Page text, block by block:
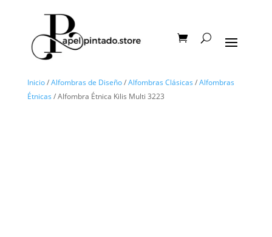
Inicio/Alfombras de Diseño/Alfombras Clásicas /Alfombras
Étnicas / Alfombra Étnica Kilis Multi 3223